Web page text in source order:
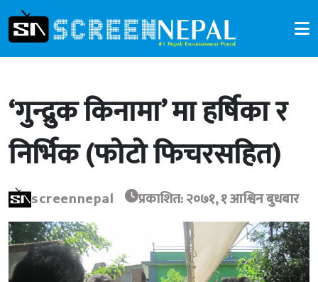
‘गुन्द्रुक किनामा’ मा हर्षिका र
निर्भिक (फोटो फिचरसहित)
screennepal प्रकाशित: २०७१, १ आश्विन बुधबार